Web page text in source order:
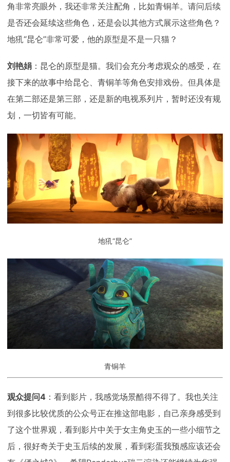
角非常亮眼外，我还非常关注配角，比如青铜羊。请问后续
是否还会延续这些角色，还是会以其他方式展示这些角色？
地犼“昆仑”非常可爱，他的原型是不是一只猫？
刘艳娟 ：昆仑的原型是猫。我们会充分考虑观众的感受，在
接下来的故事中给昆仑、青铜羊等角色安排戏份。但具体是
在第二部还是第三部，还是新的电视系列片，暂时还没有规
划，一切皆有可能。
地犼“昆仑”
青铜羊
观众提问4 ：看到影片，我感觉场景酷得不得了。我也关注
到很多比较优质的公众号正在推这部电影，自己亲身感受到
了这个世界观，看到影片中关于女主角史玉的一些小细节之
后，很好奇关于史玉后续的发展，看到彩蛋我预感应该还会